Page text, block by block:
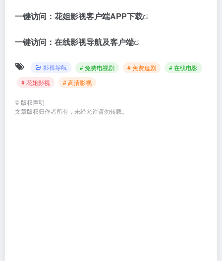
一键访问： 花姐影视客户端APP下载
一键访问： 在线影视导航及客户端
影视导航 # 免费电视剧 # 免费追剧
# 在线电影
# 花姐影视
# 高清影视
© 版权声明
文章版权归作者所有，未经允许请勿转载。